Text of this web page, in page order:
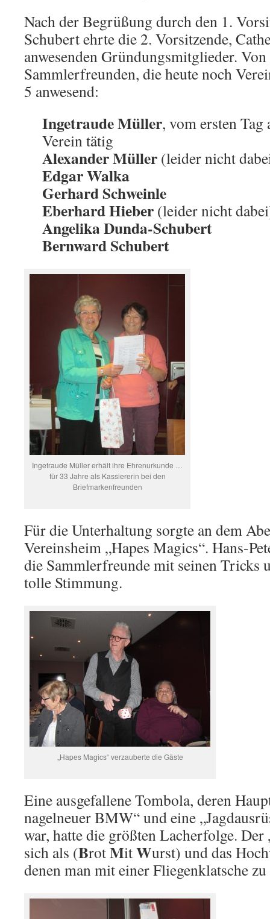
Nach der Begrüßung durch den 1.
Schubert ehrte die 2. Vorsitzende,
anwesenden Gründungsmitglieder.
Sammlerfreunden, die heute noch
5 anwesend:
Ingetraude Müller, vom ersten
Verein tätig
Alexander Müller (leider nicht
Edgar Walka
Gerhard Schweinle
Eberhard Hieber (leider nicht
Angelika Dunda-Schubert
Bernward Schubert
Ingetraude Müller erhält ihre Ehrenurkunde …
für 33 Jahre als Kassiererin bei den
Briefmarkenfreunden
Für die Unterhaltung sorgte an dem
Vereinsheim „Hapes Magics“. Hans-
die Sammlerfreunde mit seinen Tricks
tolle Stimmung.
„Hapes Magics“ verzauberte die Gäste
Eine ausgefallene Tombola, deren
nagelneuer BMW“ und eine
war, hatte die größten Lacherfolge.
sich als (BrotMitWurst) und das
denen man mit einer Fliegenklatsche